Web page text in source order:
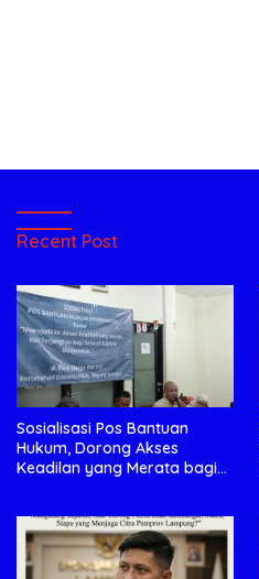
Recent Post
Sosialisasi Pos Bantuan
Hukum, Dorong Akses
Keadilan yang Merata bagi